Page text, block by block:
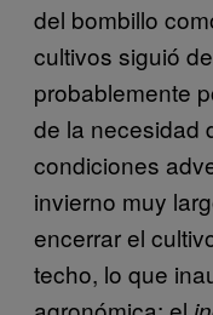
del bombillo
cultivos siguió
probablemente
de la necesidad
condiciones
invierno muy
encerrar el
techo, lo que